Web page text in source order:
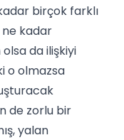
birçok farklı
ne kadar
da ilişkiyi
o olmazsa
de zorlu bir
yalan